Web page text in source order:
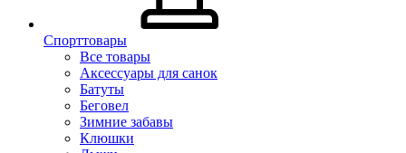
Спорттовары
Все товары
Аксессуары для санок
Батуты
Беговел
Зимние забавы
Клюшки